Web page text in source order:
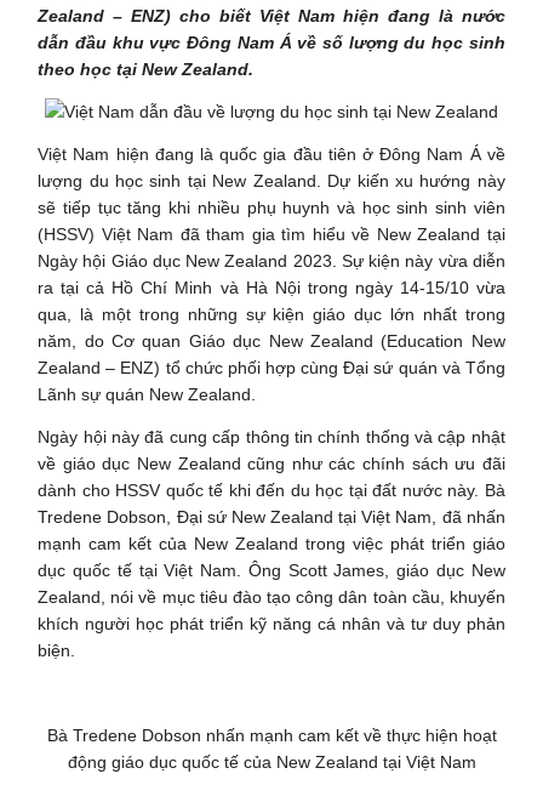
Zealand – ENZ) cho biết Việt Nam hiện đang là nước
dẫn đầu khu vực Đông Nam Á về số lượng du học sinh
theo học tại New Zealand.
Việt Nam hiện đang là quốc gia đầu tiên ở Đông Nam Á về
lượng du học sinh tại New Zealand. Dự kiến xu hướng này
sẽ tiếp tục tăng khi nhiều phụ huynh và học sinh sinh viên
(HSSV) Việt Nam đã tham gia tìm hiểu về New Zealand tại
Ngày hội Giáo dục New Zealand 2023. Sự kiện này vừa diễn
ra tại cả Hồ Chí Minh và Hà Nội trong ngày 14-15/10 vừa
qua, là một trong những sự kiện giáo dục lớn nhất trong
năm, do Cơ quan Giáo dục New Zealand (Education New
Zealand – ENZ) tổ chức phối hợp cùng Đại sứ quán và Tổng
Lãnh sự quán New Zealand.
Ngày hội này đã cung cấp thông tin chính thống và cập nhật
về giáo dục New Zealand cũng như các chính sách ưu đãi
dành cho HSSV quốc tế khi đến du học tại đất nước này. Bà
Tredene Dobson, Đại sứ New Zealand tại Việt Nam, đã nhấn
mạnh cam kết của New Zealand trong việc phát triển giáo
dục quốc tế tại Việt Nam. Ông Scott James, giáo dục New
Zealand, nói về mục tiêu đào tạo công dân toàn cầu, khuyến
khích người học phát triển kỹ năng cá nhân và tư duy phản
biện.
Bà Tredene Dobson nhấn mạnh cam kết về thực hiện hoạt
động giáo dục quốc tế của New Zealand tại Việt Nam